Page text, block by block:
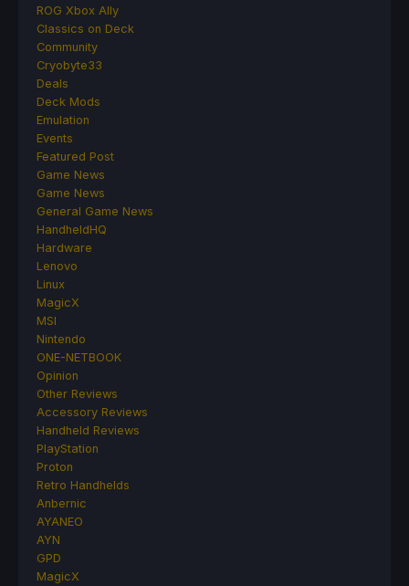
ROG Xbox Ally
Classics on Deck
Community
Cryobyte33
Deals
Deck Mods
Emulation
Events
Featured Post
Game News
Game News
General Game News
HandheldHQ
Hardware
Lenovo
Linux
MagicX
MSI
Nintendo
ONE-NETBOOK
Opinion
Other Reviews
Accessory Reviews
Handheld Reviews
PlayStation
Proton
Retro Handhelds
Anbernic
AYANEO
AYN
GPD
MagicX